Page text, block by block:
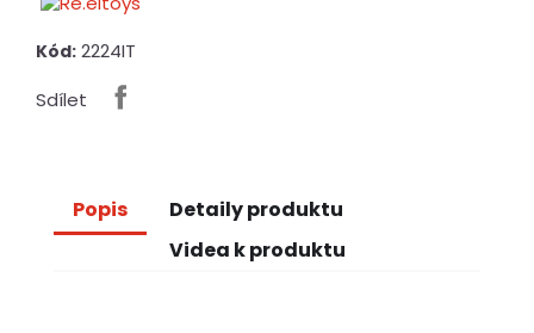
Kód: 2224IT
Sdílet
Popis
Detaily produktu
Videa k produktu